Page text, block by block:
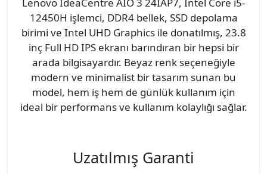
12450H işlemci, DDR4 bellek, SSD depolama
birimi ve Intel UHD Graphics ile donatılmış, 23.8
inç Full HD IPS ekranı barındıran bir hepsi bir
arada bilgisayardır. Beyaz renk seçeneğiyle
modern ve minimalist bir tasarım sunan bu
model, hem iş hem de günlük kullanım için
ideal bir performans ve kullanım kolaylığı sağlar.
Uzatılmış Garanti